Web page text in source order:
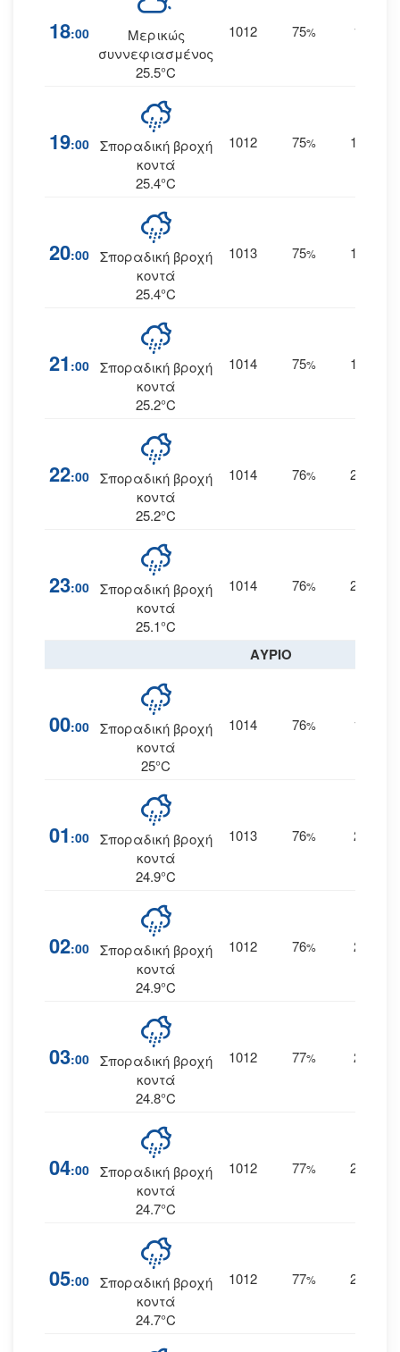
18:00
Μερικώς
συννεφιασμένος
25.5°C
1012 75% 18
19:00 Σποραδική βροχή
κοντά
25.4°C
1012 75% 18
20:00 Σποραδική βροχή
κοντά
25.4°C
1013 75% 19
21 :00 Σποραδική βροχή
κοντά
25.2°C
1014 75% 19
22:00 Σποραδική βροχή
κοντά
25.2°C
1014 76% 20
23:00 Σποραδική βροχή
κοντά
25.1°C
1014 76% 20
ΑΥΡΙΟ
00:00 Σποραδική βροχή
κοντά
25°C
1014 76% 19
01 :00 Σποραδική βροχή
κοντά
24.9°C
1013 76% 20
02:00 Σποραδική βροχή
κοντά
24.9°C
1012 76% 22
03:00 Σποραδική βροχή
κοντά
24.8°C
1012 77% 21
04:00 Σποραδική βροχή
κοντά
24.7°C
1012 77% 21
05:00 Σποραδική βροχή
κοντά
24.7°C
1012 77% 20